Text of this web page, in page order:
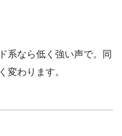
系なら低く強い声で。同
変わります。